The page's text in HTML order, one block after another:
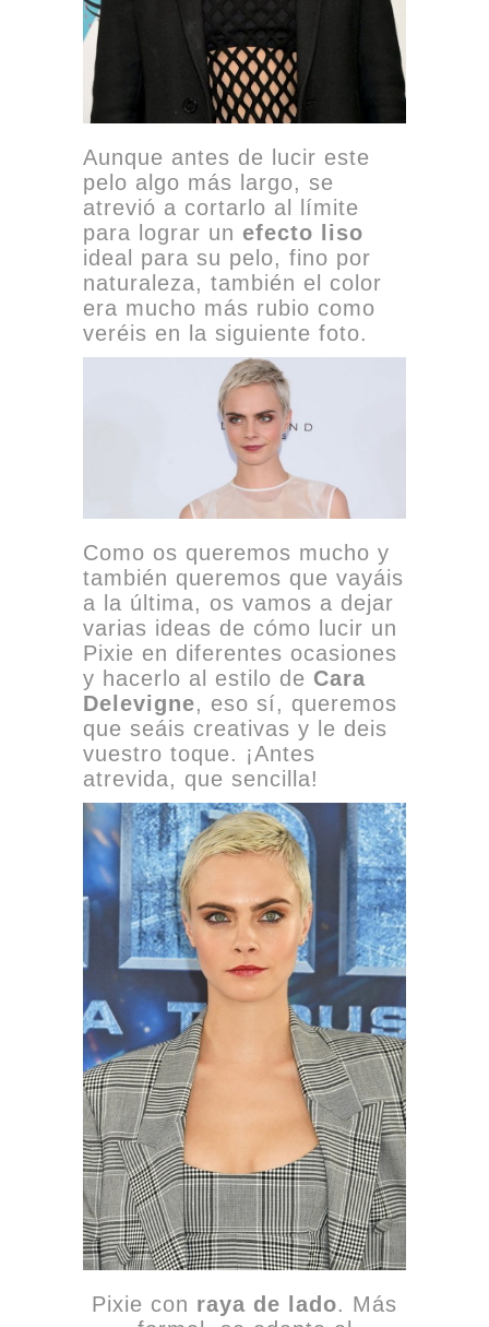
Aunque antes de lucir este
pelo algo más largo, se
atrevió a cortarlo al límite
para lograr un efecto liso
ideal para su pelo, fino por
naturaleza, también el color
era mucho más rubio como
veréis en la siguiente foto.
Como os queremos mucho y
también queremos que vayáis
a la última, os vamos a dejar
varias ideas de cómo lucir un
Pixie en diferentes ocasiones
y hacerlo al estilo de Cara
Delevigne, eso sí, queremos
que seáis creativas y le deis
vuestro toque. ¡Antes
atrevida, que sencilla!
Pixie con raya de lado. Más